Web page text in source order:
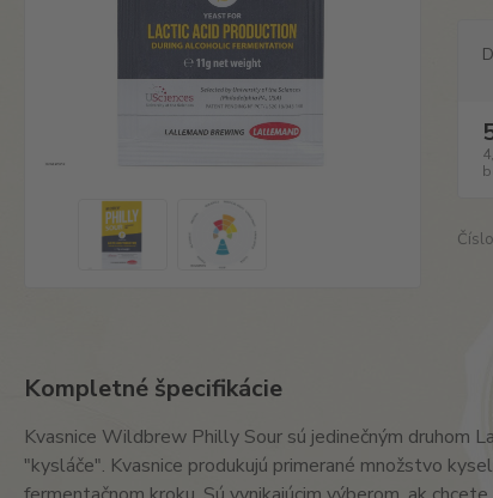
Kompletné špecifikácie
Kvasnice Wildbrew Philly Sour sú jedinečným druhom
"kysláče". Kvasnice produkujú primerané množstvo